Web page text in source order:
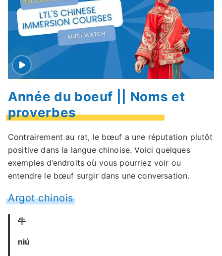
Année du boeuf || Noms et
proverbes
Contrairement au rat, le bœuf a une réputation plutôt
positive dans la langue chinoise. Voici quelques
exemples d’endroits où vous pourriez voir ou
entendre le bœuf surgir dans une conversation.
Argot chinois
牛
niú